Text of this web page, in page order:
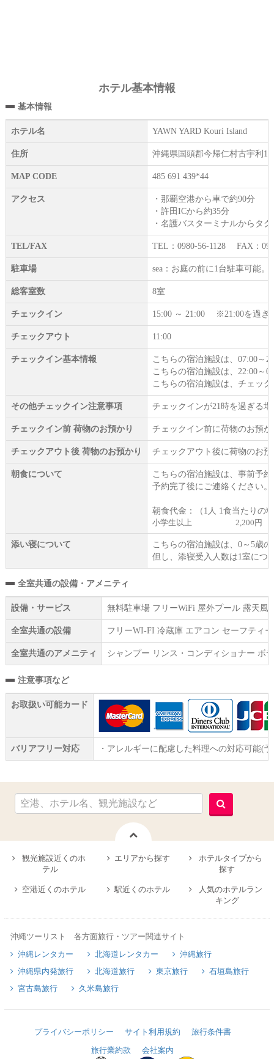
ホテル基本情報
基本情報
ホテル名 YAWN YARD Kouri Island
住所 沖縄県国頭郡今帰仁村古宇利
MAP CODE 485 691 439*44
アクセス
・那覇空港から車で約90分
・許田ICから約35分
・名護バスターミナルからタ
TEL/FAX TEL：0980-56-1128 FAX：
駐車場 sea：お庭の前に1台駐車可能
総客室数 8室
チェックイン 15:00 ～ 21:00 ※21:00を過ぎ
チェックアウト 11:00
チェックイン基本情報
こちらの宿泊施設は、07:00～
こちらの宿泊施設は、22:00～
こちらの宿泊施設は、チェッ
その他チェックイン注意事項 チェックインが21時を過ぎる
チェックイン前 荷物のお預かり チェックイン前に荷物のお預
チェックアウト後 荷物のお預かり チェックアウト後に荷物のお
朝食について
こちらの宿泊施設は、事前予
予約完了後にご連絡ください。
朝食代金：（1人 1食当たりの
小学生以上
2,200円
添い寝について
こちらの宿泊施設は、0～5歳
但し、添寝受入人数は1室につ
全室共通の設備・アメニティ
設備・サービス 無料駐車場 フリーWiFi 屋外プール 露天風
全室共通の設備 フリーWI‐FI 冷蔵庫 エアコン セーフティ
全室共通のアメニティ シャンプー リンス・コンディショナー ボ
注意事項など
お取扱い可能カード
バリアフリー対応 ・アレルギーに配慮した料理への対応可能(
観光施設近くのホ
テル
エリアから探す
ホテルタイプから
探す
空港近くのホテル 駅近くのホテル
人気のホテルラン
キング
沖縄ツーリスト 各方面旅行・ツアー関連サイト
沖縄レンタカー
北海道レンタカー
沖縄旅行
沖縄県内発旅行
北海道旅行 東京旅行
石垣島旅行
宮古島旅行
久米島旅行
プライバシーポリシー サイト利用規約
旅行条件書
旅行業約款
会社案内